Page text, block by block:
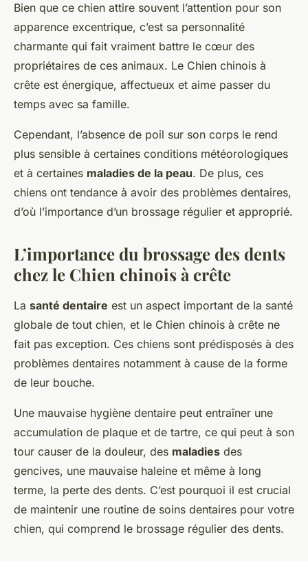
Bien que ce chien attire souvent l’attention pour son
apparence excentrique, c’est sa personnalité
charmante qui fait vraiment battre le cœur des
propriétaires de ces animaux. Le Chien chinois à
crête est énergique, affectueux et aime passer du
temps avec sa famille.
Cependant, l’absence de poil sur son corps le rend
plus sensible à certaines conditions météorologiques
et à certaines maladies de la peau. De plus, ces
chiens ont tendance à avoir des problèmes dentaires,
d’où l’importance d’un brossage régulier et approprié.
L’importance du brossage des dents
chez le Chien chinois à crête
La santé dentaire est un aspect important de la santé
globale de tout chien, et le Chien chinois à crête ne
fait pas exception. Ces chiens sont prédisposés à des
problèmes dentaires notamment à cause de la forme
de leur bouche.
Une mauvaise hygiène dentaire peut entraîner une
accumulation de plaque et de tartre, ce qui peut à son
tour causer de la douleur, des maladies des
gencives, une mauvaise haleine et même à long
terme, la perte des dents. C’est pourquoi il est crucial
de maintenir une routine de soins dentaires pour votre
chien, qui comprend le brossage régulier des dents.